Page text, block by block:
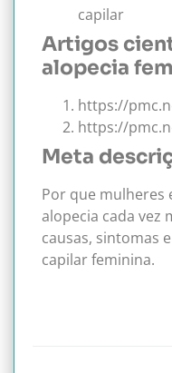
capilar
Artigos
alopecia
https://
https://
Meta
Por que mulheres
alopecia cada vez
causas, sintomas
capilar feminina.